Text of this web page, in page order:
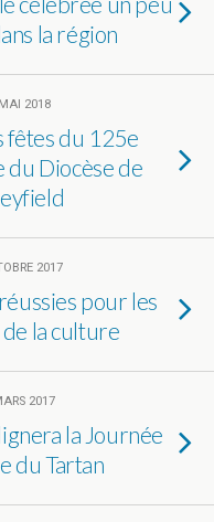
la région
2018
fêtes du 125e
du Diocèse de
2017
pour les
de la culture
2017
la Journée
du Tartan